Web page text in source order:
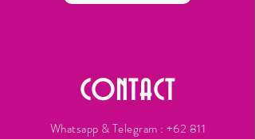
CONTACT
Whatsapp & Telegram : +62 811